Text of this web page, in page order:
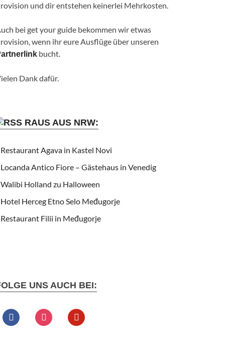
und dir entstehen keinerlei Mehrkosten.
bei get your guide bekommen wir etwas
wenn ihr eure Ausflüge über unseren
bucht.
Dank dafür.
RAUS AUS NRW:
Restaurant Agava in Kastel Novi
Locanda Antico Fiore – Gästehaus in Venedig
Walibi Holland zu Halloween
Hotel Herceg Etno Selo Međugorje
Restaurant Filii in Međugorje
UNS AUCH BEI: